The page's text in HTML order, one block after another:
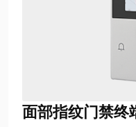
面部指纹门禁终